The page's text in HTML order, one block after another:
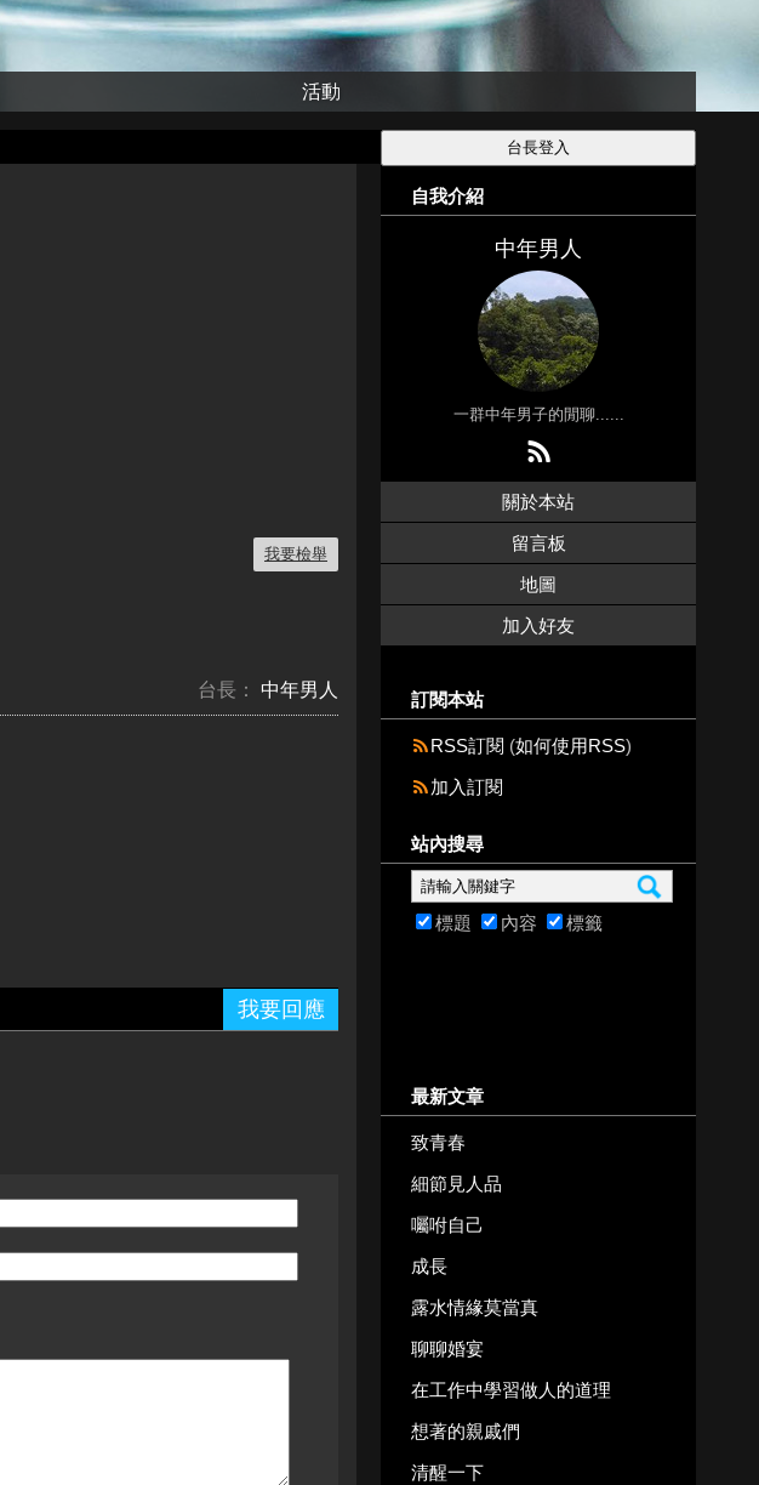
活動
我要檢舉
台長： 中年男人
我要回應
自我介紹
中年男人
一群中年男子的閒聊......
關於本站
留言板
地圖
加入好友
訂閱本站
RSS訂閱 (如何使用RSS)
加入訂閱
站內搜尋
標題 內容 標籤
最新文章
致青春
細節見人品
囑咐自己
成長
露水情緣莫當真
聊聊婚宴
在工作中學習做人的道理
想著的親戚們
清醒一下